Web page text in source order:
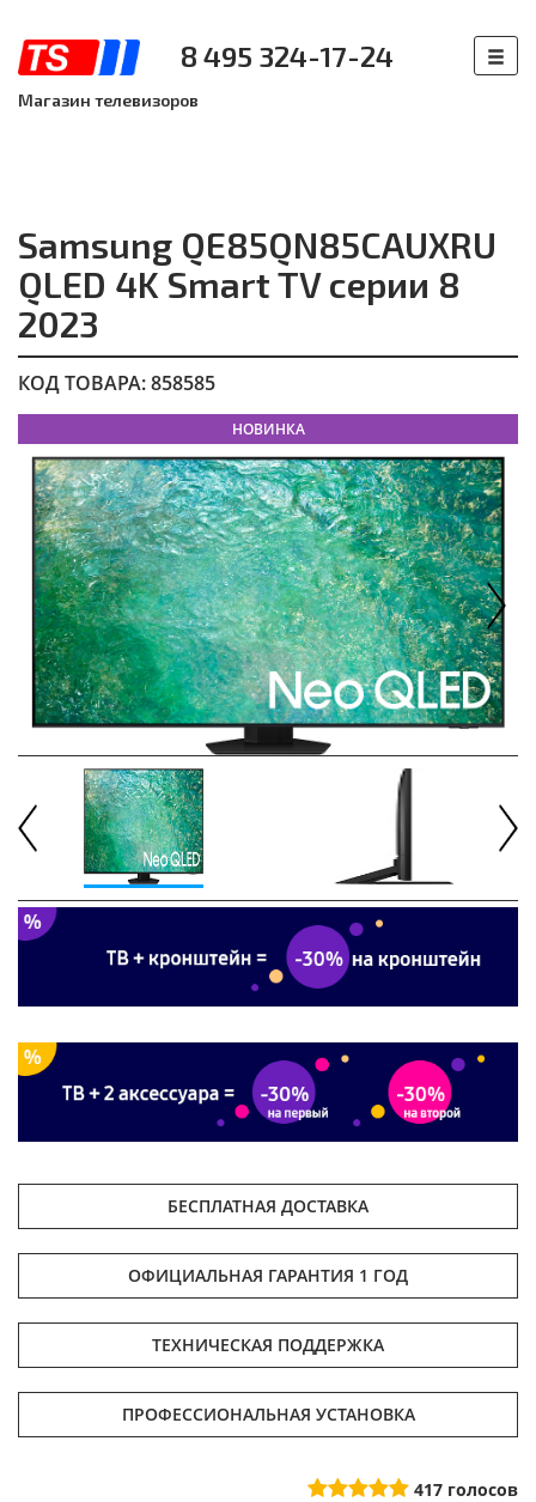
8 495 324-17-24
Магазин телевизоров
Samsung QE85QN85CAUXRU
QLED 4K Smart TV серии 8
2023
КОД ТОВАРА: 858585
НОВИНКА
Next
БЕСПЛАТНАЯ ДОСТАВКА
ОФИЦИАЛЬНАЯ ГАРАНТИЯ 1 ГОД
ТЕХНИЧЕСКАЯ ПОДДЕРЖКА
ПРОФЕССИОНАЛЬНАЯ УСТАНОВКА
417 голосов